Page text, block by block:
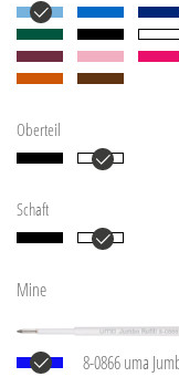
Oberteil
Schaft
Mine
8-0866 uma